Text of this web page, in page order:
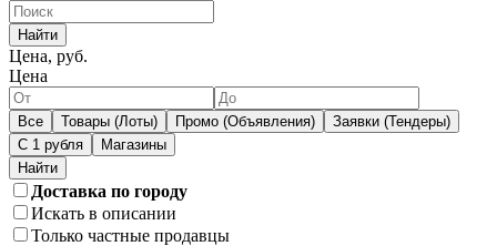
Найти
Цена, руб.
Цена
Все Товары (Лоты) Промо (Объявления)
Заявки (Тендеры)
С 1 рубля
Магазины
Доставка по городу
Искать в описании
Только частные продавцы